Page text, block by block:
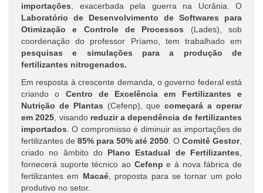
importações , exacerbada pela guerra na Ucrânia. O
Laboratório de Desenvolvimento de Softwares para
Otimização e Controle de Processos (Lades), sob
coordenação do professor Príamo, tem trabalhado em
pesquisas e simulações para a produção de
fertilizantes nitrogenados.
Em resposta à crescente demanda, o governo federal está
criando o Centro de Excelência em Fertilizantes e
Nutrição de Plantas (Cefenp), quecomeçará a operar
em 2025 , visando reduzir a dependência de fertilizantes
importados . O compromisso é diminuir as importações de
fertilizantes de 85% para 50% até 2050 . O Comitê Gestor,
criado no âmbito do Plano Estadual de Fertilizantes
fornecerá suporte técnico ao Cefenp e à nova fábrica de
fertilizantes em Macaé, proposta para se tornar um polo
produtivo no setor.